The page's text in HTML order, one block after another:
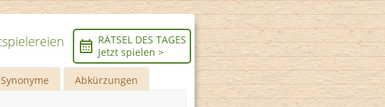
RÄTSEL DES TAGES
Jetzt spielen >
Synonyme Abkürzungen